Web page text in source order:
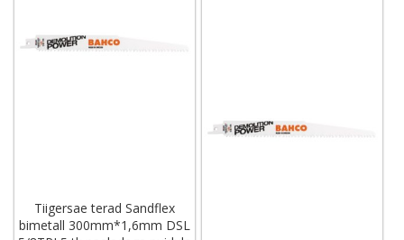
Tiigersae terad Sandflex
bimetall 300mm*1,6mm DSL